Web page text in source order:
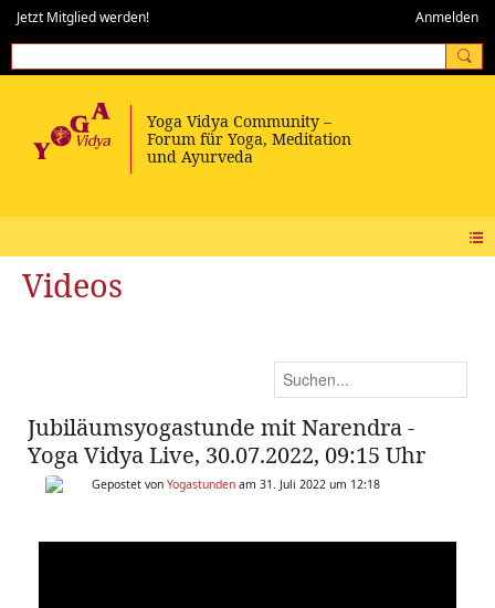
Jetzt Mitglied werden! Anmelden
Videos
Jubiläumsyogastunde mit Narendra -
Yoga Vidya Live, 30.07.2022, 09:15 Uhr
Gepostet von Yogastunden am 31. Juli 2022 um 12:18